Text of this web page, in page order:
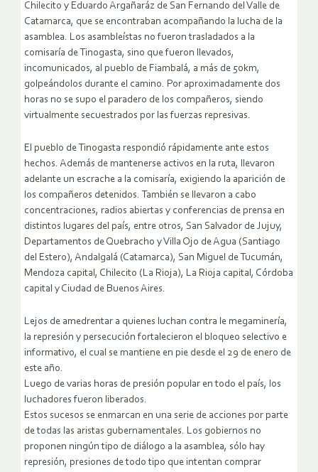
Chilecito y Eduardo Argañaráz de San Fernando del Valle de
Catamarca, que se encontraban acompañando la lucha de la
asamblea. Los asambleístas no fueron trasladados a la
comisaría de Tinogasta, sino que fueron llevados,
incomunicados, al pueblo de Fiambalá, a más de 50km,
golpeándolos durante el camino. Por aproximadamente dos
horas no se supo el paradero de los compañeros, siendo
virtualmente secuestrados por las fuerzas represivas.
El pueblo de Tinogasta respondió rápidamente ante estos
hechos. Además de mantenerse activos en la ruta, llevaron
adelante un escrache a la comisaría, exigiendo la aparición de
los compañeros detenidos. También se llevaron a cabo
concentraciones, radios abiertas y conferencias de prensa en
distintos lugares del país, entre otros, San Salvador de Jujuy,
Departamentos de Quebracho y Villa Ojo de Agua (Santiago
del Estero), Andalgalá (Catamarca), San Miguel de Tucumán,
Mendoza capital, Chilecito (La Rioja), La Rioja capital, Córdoba
capital y Ciudad de Buenos Aires.
Lejos de amedrentar a quienes luchan contra le megaminería,
la represión y persecución fortalecieron el bloqueo selectivo e
informativo, el cual se mantiene en pie desde el 29 de enero de
este año.
Luego de varias horas de presión popular en todo el país, los
luchadores fueron liberados.
Estos sucesos se enmarcan en una serie de acciones por parte
de todas las aristas gubernamentales. Los gobiernos no
proponen ningún tipo de diálogo a la asamblea, sólo hay
represión, presiones de todo tipo que intentan comprar